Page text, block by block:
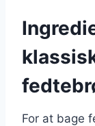
For at bage